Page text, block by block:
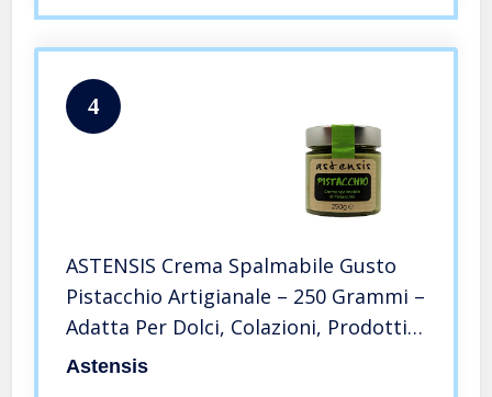
4
ASTENSIS Crema Spalmabile Gusto
Pistacchio Artigianale – 250 Grammi –
Adatta Per Dolci, Colazioni, Prodotti
di Pasticceria
Astensis